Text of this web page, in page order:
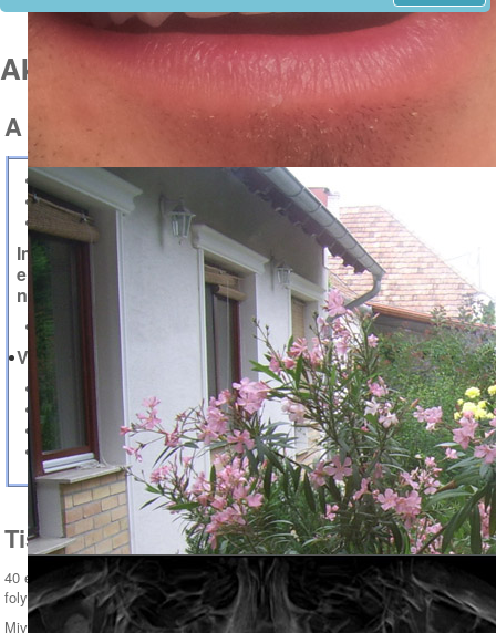
Aktuális
A rendelő fő profilja
Fog és foggyökér eltávolítás
Fogászati implantátumok beültetése
Fogpótlások készítése
Implantátumrendszerünk előnye, hogy minimalinvasiv
eljárással (vágás, varrás, fájdalom és utófájdalom
nélkül, a legkisebb traumát okozva) kerül beültetésre.
lézerkezelés
Vállalom még:
Fog-és foggyökerek eltávolítását, műtéti úton is
Koronák, hidak elkészítését
Gyökérkezelés, gyökértömés és tömés készítés
Szájhigiénés kezelést
Tisztelt pácienseim
40 éve vagyok Fog-és Szájbetegségek szakorvosa és ezen idő alatt
folyamatosan gyakoroltam a szakmámat.
Mivel eközben fejlesztettem mind a tudásomat ezen a téren, mind pedig a